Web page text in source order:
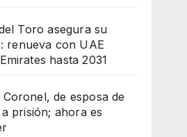
Toro asegura su
renueva con UAE
hasta 2031
Coronel, de esposa de
prisión; ahora es